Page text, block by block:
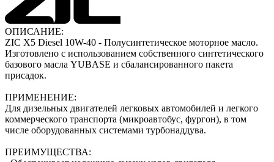
ОПИСАНИЕ:
ZIC X5 Diesel 10W-40 - Полусинтетическое моторное масло.
Изготовлено с использованием собственного синтетического
базового масла YUBASE и сбалансированного пакета
присадок.
ПРИМЕНЕНИЕ:
Для дизельных двигателей легковых автомобилей и легкого
коммерческого транспорта (микроавтобус, фургон), в том
числе оборудованных системами турбонаддува.
ПРЕИМУЩЕСТВА: